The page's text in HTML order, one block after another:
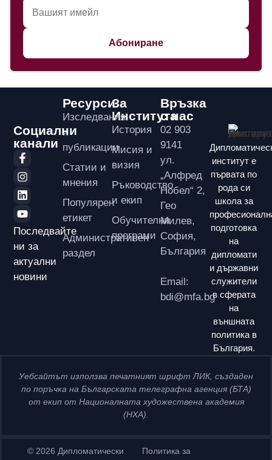
Абониране
институт е
първата по
рода си
школа за
подготовка
на
дипломати
и държавни
служители
в сферата
на
външната
политика в
България.
За
Института
История
Мисия и
визия
Ръководство
и екип
Обучителни
програми
Ресурси
Изследвания
и
публикации
Статии и
мнения
Популярен
етикет
Административен
раздел
Връзка
с нас
02 903
9141
ул.
„Алфред
Нобел“ 2,
Гео
Милев,
София,
България
Email:
bdi@mfa.bg
Социални
канали
Последвайте
ни за
актуални
новини
Уебсайтът използва печатният шрифт ЛИК, създаден
по поръчка на Българската телеграфна агенция (БТА)
от екип от Националната художествена академия
(НХА).
© 2026 Дипломатически
Политика за